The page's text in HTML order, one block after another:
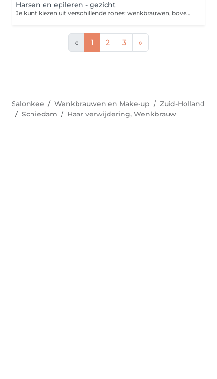
Harsen en epileren - gezicht
Je kunt kiezen uit verschillende zones: wenkbrauwen, bovenlip, kin en kaaklijn. Vermeld in opmerkingen om welke zone of zonder het gaat
« 1 2 3 »
Salonkee Wenkbrauwen en Make-up
Zuid-Holland
Schiedam
Haar verwijdering, Wenkbrauw